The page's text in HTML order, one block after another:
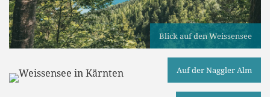
Blick auf den Weissensee
Auf der Naggler Alm